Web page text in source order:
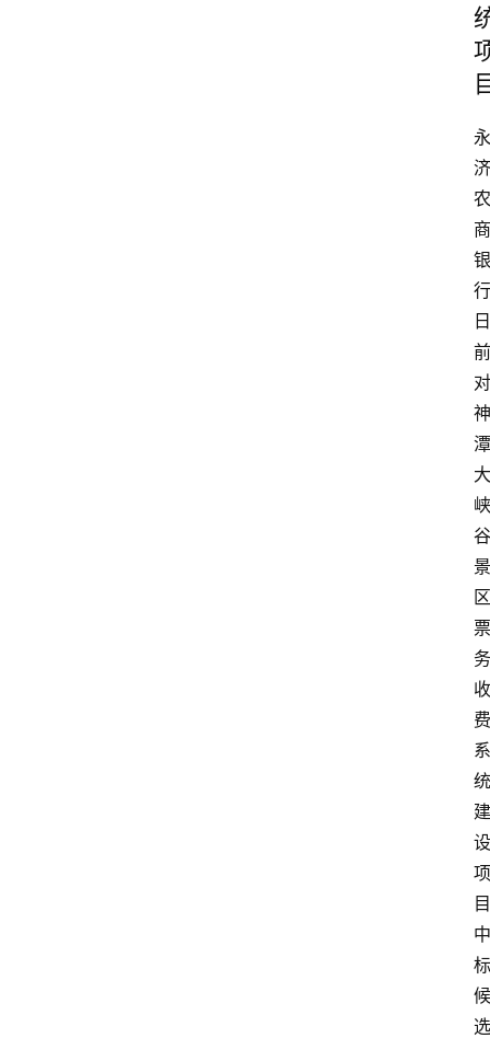
永
济
农
商
银
行
日
前
对
神
潭
大
峡
谷
景
区
票
务
收
费
系
统
建
设
项
目
中
标
候
选